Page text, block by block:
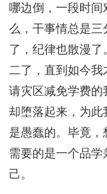
哪边倒，一段时
么，干事情总是
了，纪律也散漫
二了，直到如今
请灾区减免学费
却堕落起来，为
是愚蠢的。毕竟，
需要的是一个品
己。